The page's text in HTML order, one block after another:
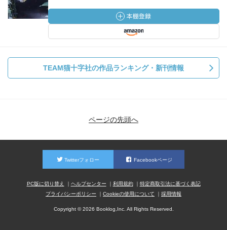
TEAM猫十字社の作品ランキング・新刊情報
ページの先頭へ
Twitterフォロー Facebookページ
PC版に切り替え ヘルプセンター 利用規約
特定商取引法に基づく表記
プライバシーポリシー
Cookieの使用について 採用情報
Copyright © 2026 Booklog,Inc. All Rights Reserved.